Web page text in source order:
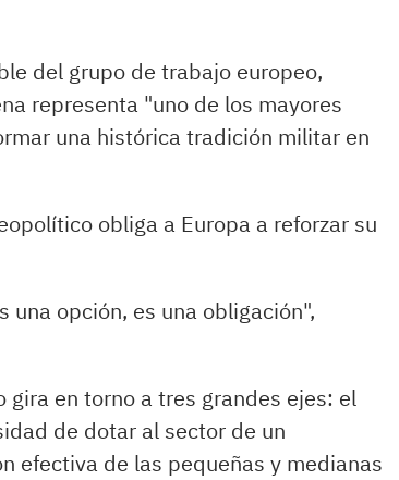
del grupo de trabajo europeo,
representa "uno de los mayores
una histórica tradición militar en
obliga a Europa a reforzar su
una opción, es una obligación",
en torno a tres grandes ejes: el
de dotar al sector de un
efectiva de las pequeñas y medianas